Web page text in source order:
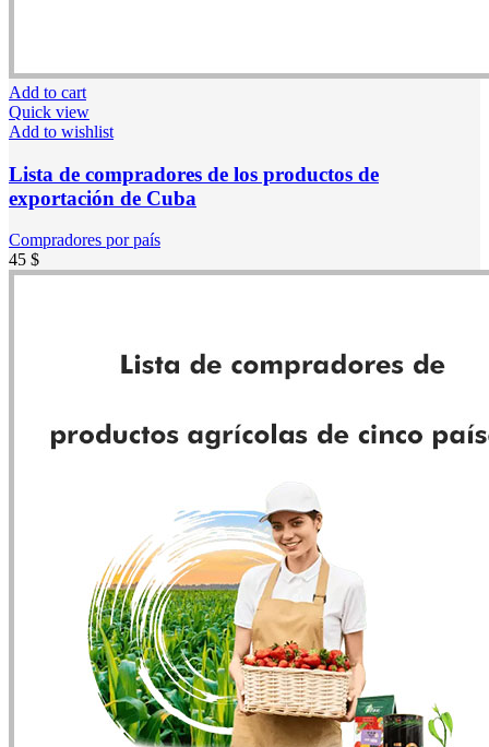
Add to cart
Quick view
Add to wishlist
Lista de compradores de los productos de
exportación de Cuba
Compradores por país
45 $